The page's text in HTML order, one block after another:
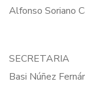
Alfonso Soriano
SECRETARIA
Basi Núñez